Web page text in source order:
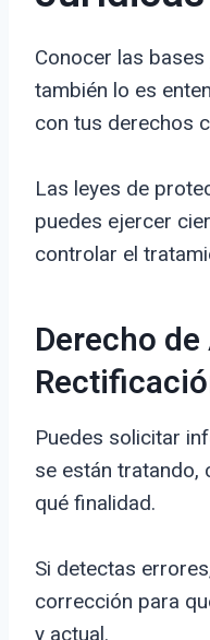
Conocer las
también lo es
con tus derechos
Las leyes de
puedes ejercer
controlar el
Derecho
Puedes solicitar
se están tratando,
qué finalidad.
Si detectas
corrección para
y actual.